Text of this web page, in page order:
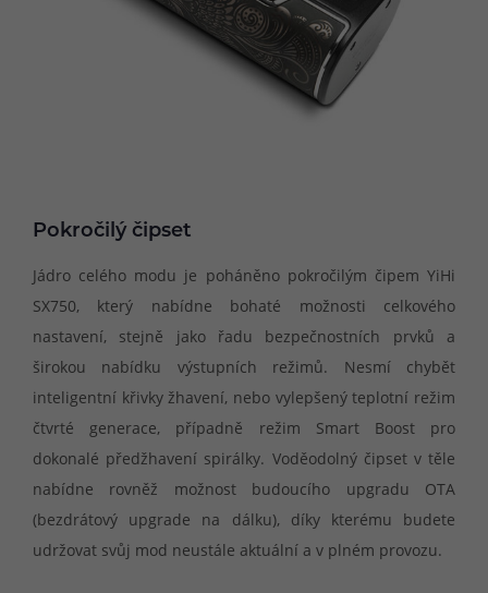
Pokročilý čipset
Jádro celého modu je poháněno pokročilým čipem YiHi
SX750, který nabídne bohaté možnosti celkového
nastavení, stejně jako řadu bezpečnostních prvků a
širokou nabídku výstupních režimů. Nesmí chybět
inteligentní křivky žhavení, nebo vylepšený teplotní režim
čtvrté generace, případně režim Smart Boost pro
dokonalé předžhavení spirálky. Voděodolný čipset v těle
nabídne rovněž možnost budoucího upgradu OTA
(bezdrátový upgrade na dálku), díky kterému budete
udržovat svůj mod neustále aktuální a v plném provozu.